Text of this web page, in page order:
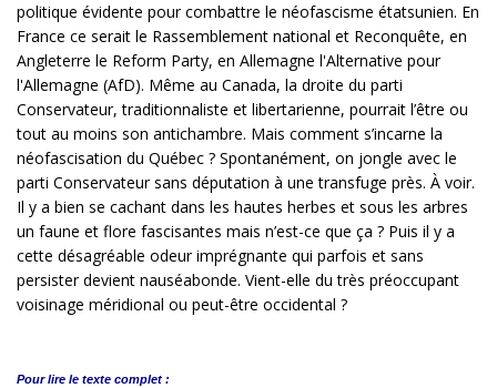
politique évidente pour combattre le néofascisme étatsunien. En
France ce serait le Rassemblement national et Reconquête, en
Angleterre le Reform Party, en Allemagne l'Alternative pour
l'Allemagne (AfD). Même au Canada, la droite du parti
Conservateur, traditionnaliste et libertarienne, pourrait l’être ou
tout au moins son antichambre. Mais comment s’incarne la
néofascisation du Québec ? Spontanément, on jongle avec le
parti Conservateur sans députation à une transfuge près. À voir.
Il y a bien se cachant dans les hautes herbes et sous les arbres
un faune et flore fascisantes mais n’est-ce que ça ? Puis il y a
cette désagréable odeur imprégnante qui parfois et sans
persister devient nauséabonde. Vient-elle du très préoccupant
voisinage méridional ou peut-être occidental ?
Pour lire le texte complet :